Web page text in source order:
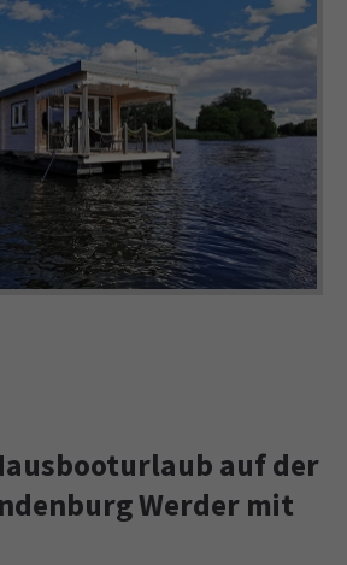
auf der
Werder mit